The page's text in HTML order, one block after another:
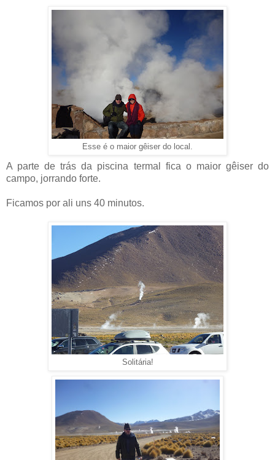
Esse é o maior gêiser do local.
A parte de trás da piscina termal fica o maior gêiser do
campo, jorrando forte.
Ficamos por ali uns 40 minutos.
Solitária!